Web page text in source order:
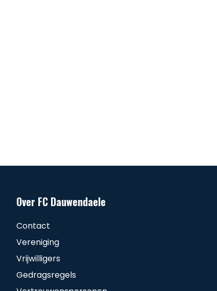
Over FC Dauwendaele
Contact
Vereniging
Vrijwilligers
Gedragsregels